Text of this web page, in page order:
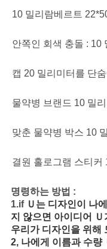
10 밀리람베르트
안쪽인 회색 충돌 : 10
캡 20 밀리미터를 단
물약병 브랜드 10 밀
맞춘 물약병 박스 10
결원 홀로그램 스티커
명령하는 방법 :
1.if Ｕ는 디자인이 나
지 않으면 아이디어
우리가 디자인을 위해
2, 나에게 이름과 수량